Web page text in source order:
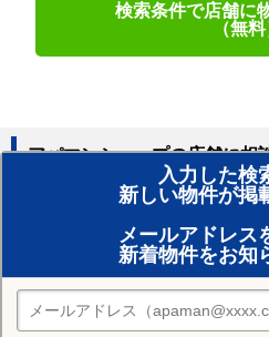
検索条件で店舗に
（無料
入力した検
新しい物件が掲
メールアドレス
新着物件をお知
アパマンショップの店舗に相
賃貸のプロがお部屋探し！
おまかせ物件リクエスト
住みたい街の店舗を探す
店舗検索